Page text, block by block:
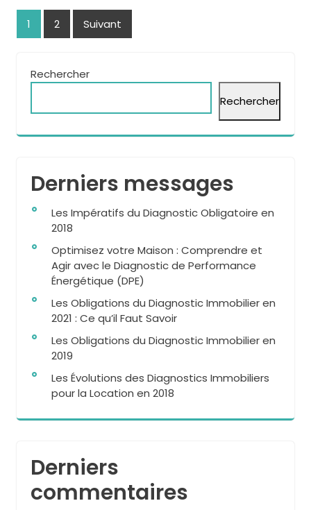
Pagination
publications
1 2 Suivant
Rechercher
Rechercher
Derniers messages
Les Impératifs du Diagnostic Obligatoire en
2018
Optimisez votre Maison : Comprendre et
Agir avec le Diagnostic de Performance
Énergétique (DPE)
Les Obligations du Diagnostic Immobilier en
2021 : Ce qu’il Faut Savoir
Les Obligations du Diagnostic Immobilier en
2019
Les Évolutions des Diagnostics Immobiliers
pour la Location en 2018
Derniers
commentaires